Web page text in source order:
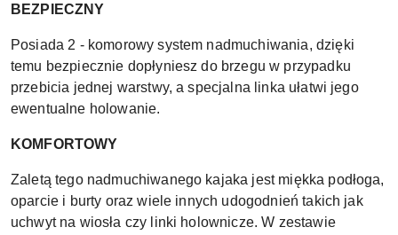
BEZPIECZNY
Posiada 2 - komorowy system nadmuchiwania, dzięki
temu bezpiecznie dopłyniesz do brzegu w przypadku
przebicia jednej warstwy, a specjalna linka ułatwi jego
ewentualne holowanie.
KOMFORTOWY
Zaletą tego nadmuchiwanego kajaka jest miękka podłoga,
oparcie i burty oraz wiele innych udogodnień takich jak
uchwyt na wiosła czy linki holownicze. W zestawie